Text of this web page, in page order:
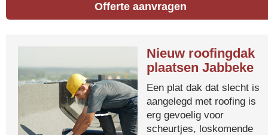
Offerte aanvragen
Nieuw roofingdak
plaatsen Jabbeke
Een plat dak dat slecht is
aangelegd met roofing is
erg gevoelig voor
scheurtjes, loskomende